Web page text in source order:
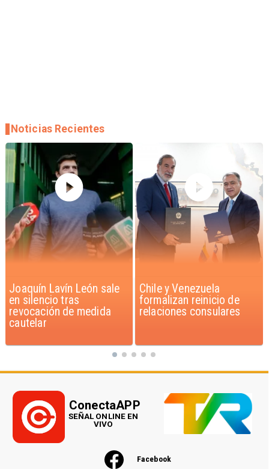
Chile y Venezuela
formalizan reinicio de
relaciones consulares
Feriantes rechazan
dichos de Camila Flores
sobre Fabiola Campillai
Noticias Recientes
Facebook
ConectaAPP
SEÑAL ONLINE EN
VIVO